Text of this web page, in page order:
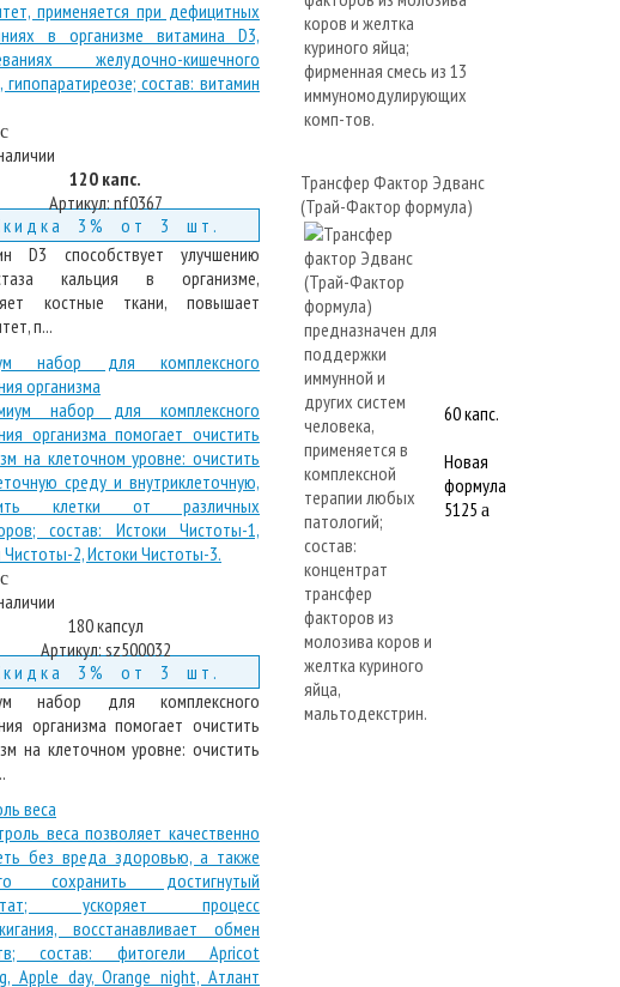
c
120 капс.
Артикул:nf0367
3% от 3 шт.
D3 способствует улучшению
кальция в организме,
костные ткани, повышает
п...
набор для комплексного
организма
c
180 капсул
Артикул:sz500032
3% от 3 шт.
набор для комплексного
организма помогает очистить
на клеточном уровне: очистить
веса
Трансфер Фактор Эдванс
(Трай-Фактор формула)
60 капс.
Новая
формула
5125 a